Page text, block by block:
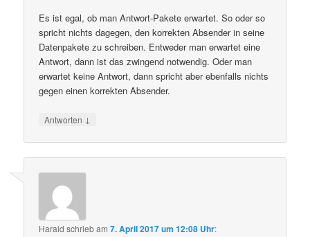
Es ist egal, ob man Antwort-Pakete erwartet. So oder so
spricht nichts dagegen, den korrekten Absender in seine
Datenpakete zu schreiben. Entweder man erwartet eine
Antwort, dann ist das zwingend notwendig. Oder man
erwartet keine Antwort, dann spricht aber ebenfalls nichts
gegen einen korrekten Absender.
Antworten ↓
Harald schriebam7. April 2017 um 12:08 Uhr: